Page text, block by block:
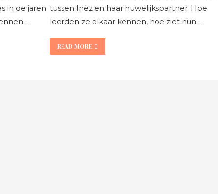
in de jaren
…
tussen Inez en haar huwelijkspartner. Hoe
leerden ze elkaar kennen, hoe ziet hun …
READ MORE